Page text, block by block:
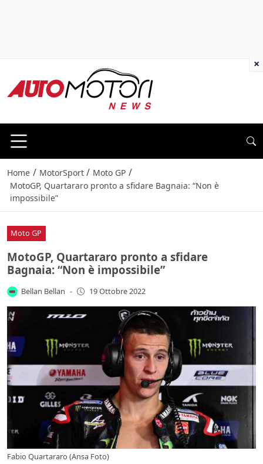
Home / MotorSport / Moto GP /
MotoGP, Quartararo pronto a sfidare Bagnaia: “Non è
impossibile”
Moto GP
MotoGP, Quartararo pronto a sfidare
Bagnaia: “Non è impossibile”
Bellan Bellan - 19 Ottobre 2022
Fabio Quartararo (Ansa Foto)
×